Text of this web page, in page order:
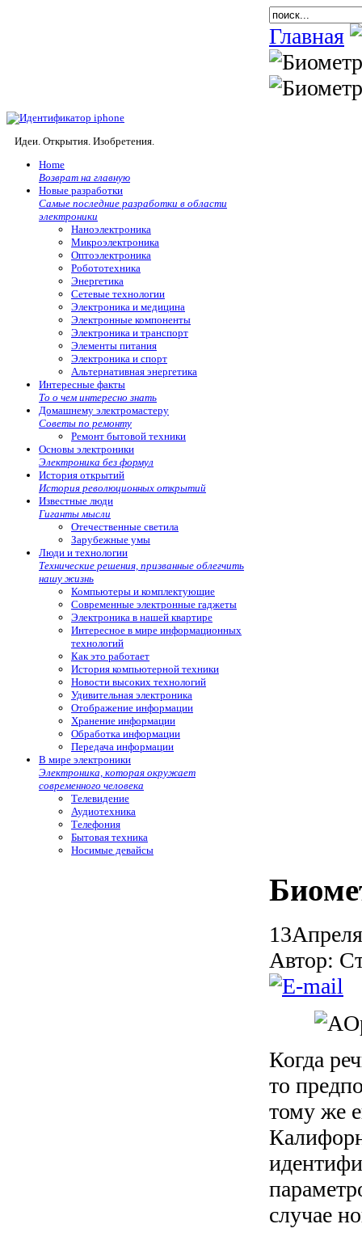
Главная
Идеи. Открытия. Изобретения.
Home
Возврат на главную
Новые разработки
Самые последние разработки в области
электроники
Наноэлектроника
Микроэлектроника
Оптоэлектроника
Робототехника
Энергетика
Сетевые технологии
Электроника и медицина
Электронные компоненты
Электроника и транспорт
Элементы питания
Электроника и спорт
Альтернативная энергетика
Интересные факты
То о чем интересно знать
Домашнему электромастеру
Советы по ремонту
Ремонт бытовой техники
Основы электроники
Электроника без формул
История открытий
История революционных открытий
Известные люди
Гиганты мысли
Отечественные светила
Зарубежные умы
Люди и технологии
Технические решения, призванные облегчить
нашу жизнь
Компьютеры и комплектующие
Современные электронные гаджеты
Электроника в нашей квартире
Интересное в мире информационных
технологий
Как это работает
История компьютерной техники
Новости высоких технологий
Удивительная электроника
Отображение информации
Хранение информации
Обработка информации
Передача информации
В мире электроники
Электроника, которая окружает
современного человека
Телевидение
Аудиотехника
Телефония
Бытовая техника
Носимые девайсы
13Апреля
Автор:
Когда
то
тому же
случае